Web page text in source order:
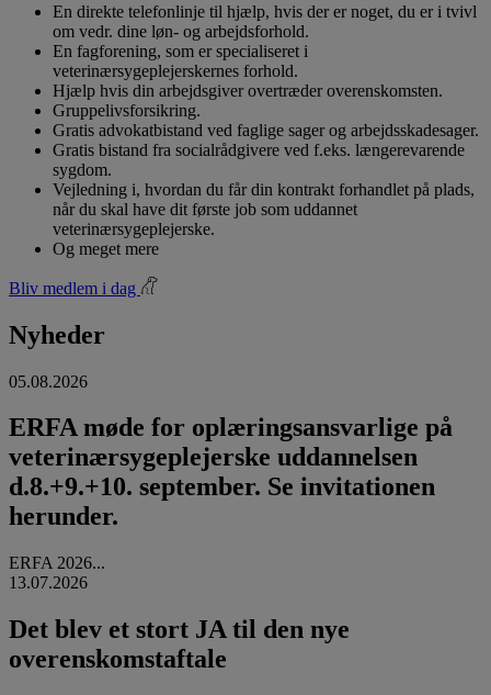
En direkte telefonlinje til hjælp, hvis der er noget, du er i tvivl
om vedr. dine løn- og arbejdsforhold.
En fagforening, som er specialiseret i
veterinærsygeplejerskernes forhold.
Hjælp hvis din arbejdsgiver overtræder overenskomsten.
Gruppelivsforsikring.
Gratis advokatbistand ved faglige sager og arbejdsskadesager.
Gratis bistand fra socialrådgivere ved f.eks. længerevarende
sygdom.
Vejledning i, hvordan du får din kontrakt forhandlet på plads,
når du skal have dit første job som uddannet
veterinærsygeplejerske.
Og meget mere
Bliv medlem i dag
Nyheder
05.08.2026
ERFA møde for oplæringsansvarlige på
veterinærsygeplejerske uddannelsen
d.8.+9.+10. september. Se invitationen
herunder.
ERFA 2026...
13.07.2026
Det blev et stort JA til den nye
overenskomstaftale